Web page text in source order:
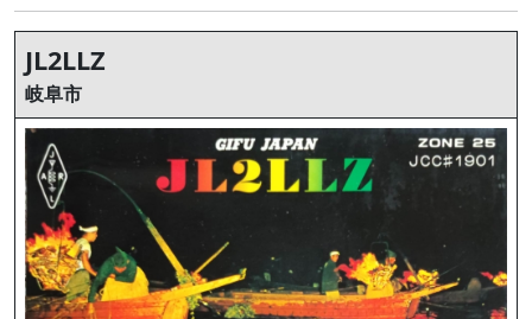
JL2LLZ
岐阜市